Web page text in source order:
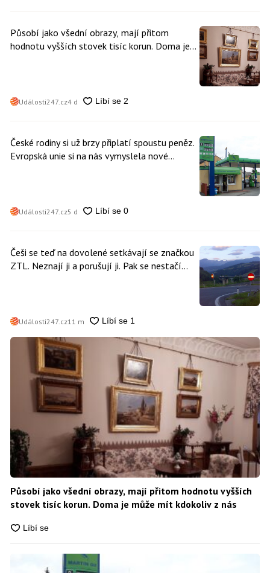
Působí jako všední obrazy, mají přitom
hodnotu vyšších stovek tisíc korun. Doma je
Události247.cz4 d
České rodiny si už brzy připlatí spoustu peněz.
Evropská unie si na nás vymyslela nové
Události247.cz5 d
Češi se teď na dovolené setkávají se značkou
ZTL. Neznají ji a porušují ji. Pak se nestačí
Události247.cz11 m
Působí jako všední obrazy, mají přitom hodnotu vyšších
stovek tisíc korun. Doma je může mít kdokoliv z nás